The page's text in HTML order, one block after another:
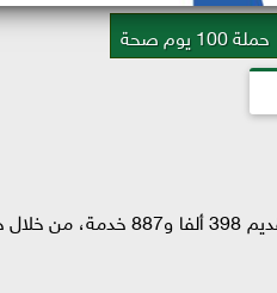
حملة 100 يوم صحة